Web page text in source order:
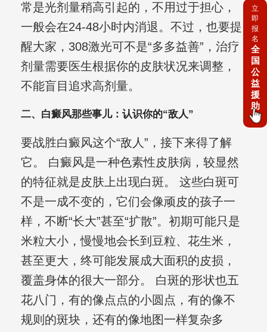
常是光剂量稍高引起的，不用过于担心，
一般会在24-48小时内消退。不过，也要提
醒大家，308激光可不是“多多益善”，治疗
剂量需要医生根据你的皮肤状况来调整，
不能盲目追求高剂量。
二、白癜风那些事儿：认识你的“敌人”
要战胜白癜风这个“敌人”，接下来得了解
它。 白癜风是一种色素性皮肤病，较显然
的特征就是皮肤上出现白斑。 这些白斑可
不是一成不变的，它们会像顽皮的孩子一
样，不断“长大”甚至“扩散”。初期可能只是
米粒大小，慢慢地会长到豆粒、花生米，
甚至更大，终可能发展成大面积的皮损，
覆盖身体的很大一部分。 白斑的形状也五
花八门，有的像点点的小圆点，有的像不
规则的斑块，还有的像地图一样复杂多
立
即
报
名
全
国
公
益
援
助